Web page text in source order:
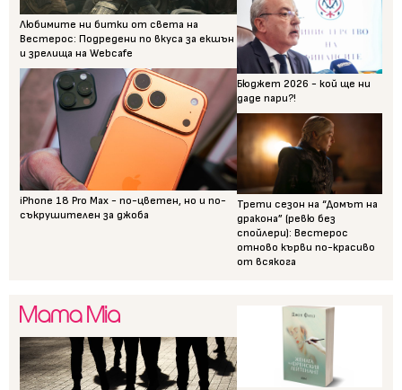
Любимите ни битки от света на
Вестерос: Подредени по вкуса за екшън
и зрелища на Webcafe
iPhone 18 Pro Max - по-цветен, но и по-
съкрушителен за джоба
Бюджет 2026 - кой ще ни
даде пари?!
Трети сезон на “Домът на
дракона” (ревю без
спойлери): Вестерос
отново кърви по-красиво
от всякога